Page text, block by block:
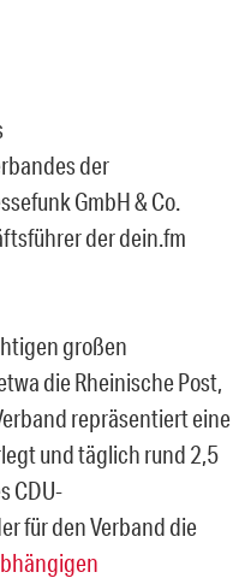
der
GmbH & Co.
der dein.fm
großen
die Rheinische Post,
repräsentiert eine
und täglich rund 2,5
CDU-
für den Verband die